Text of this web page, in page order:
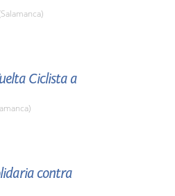
Ciclista a
contra